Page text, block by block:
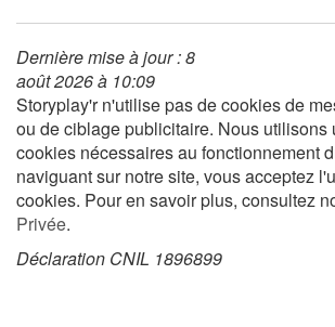
Rencontres et témoignages
Contes d'ici et d'ailleurs
Autour de la lecture
Apprendre à lire
Livre audio
Dernière mise à jour : 8
août 2026 à 10:09
Storyplay'r n'utilise pas de cookies de
ou de ciblage publicitaire. Nous utilisons
cookies nécessaires au fonctionnement
naviguant sur notre site, vous acceptez
cookies. Pour en savoir plus, consultez
Privée.
Déclaration CNIL 1896899